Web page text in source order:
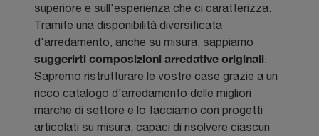
superiore e sull'esperienza che ci caratterizza.
Tramite una disponibilità diversificata
d'arredamento, anche su misura, sappiamo
suggerirti composizioni arredative originali.
Sapremo ristrutturare le vostre case grazie a un
ricco catalogo d'arredamento delle migliori
marche di settore e lo facciamo con progetti
articolati su misura, capaci di risolvere ciascun